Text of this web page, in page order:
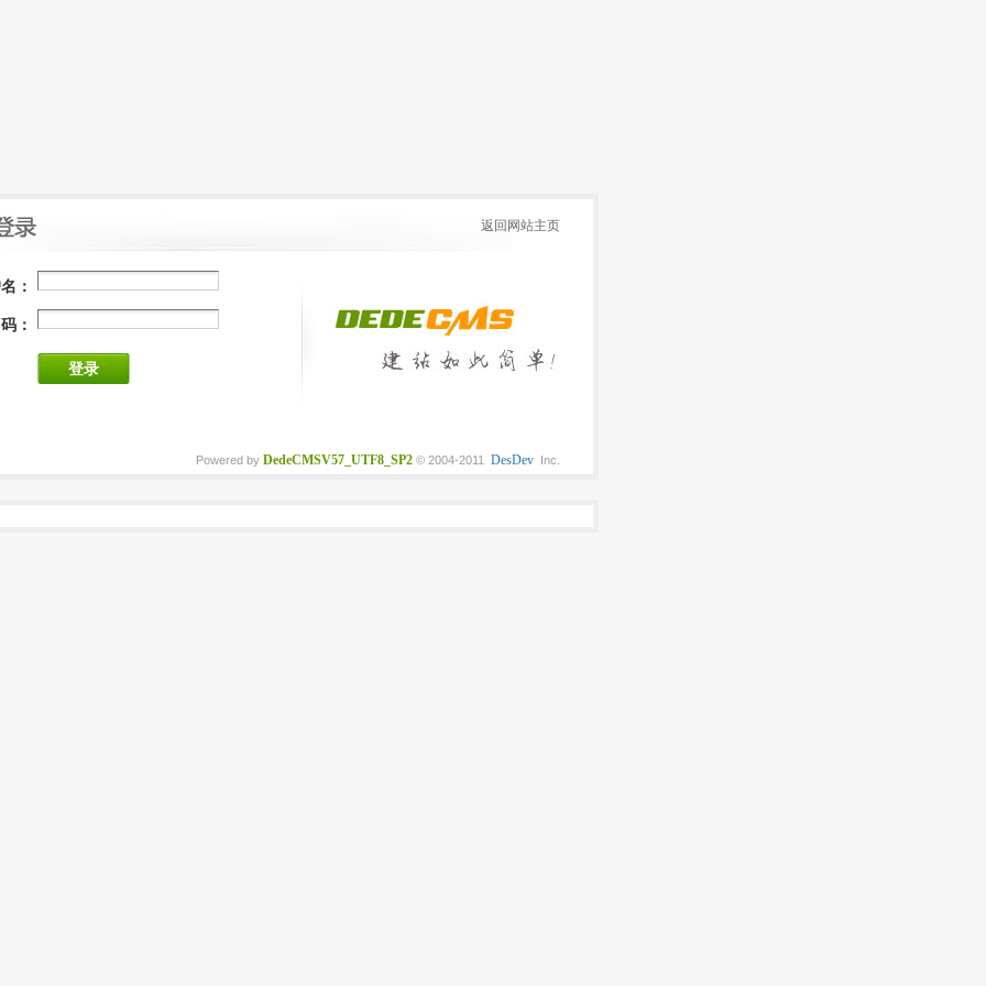
返回网站主页
：
：
登录
Powered by DedeCMSV57_UTF8_SP2 © 2004-2011 DesDev Inc.